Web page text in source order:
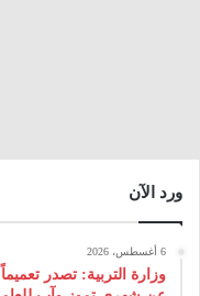
ورد الآن
6 أغسطس، 2026
وزارة التربية: تصدر